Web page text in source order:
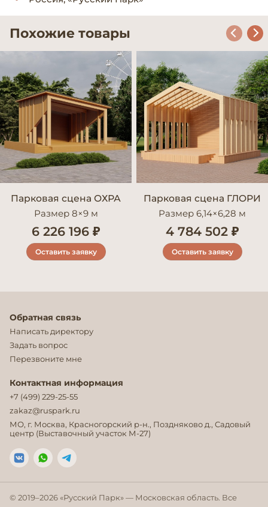
Похожие товары
Парковая сцена ОХРА
Размер 8×9 м
6 226 196 ₽
Оставить заявку
Парковая сцена ГЛОРИ
Размер 6,14×6,28 м
4 784 502 ₽
Оставить заявку
Обратная связь
Написать директору
Задать вопрос
Перезвоните мне
Контактная информация
+7 (499) 229-25-55
zakaz@ruspark.ru
МО, г. Москва, Красногорский р-н., Поздняково д., Садовый
центр (Выставочный участок М-27)
© 2019–2026 «Русский Парк» — Московская область. Все